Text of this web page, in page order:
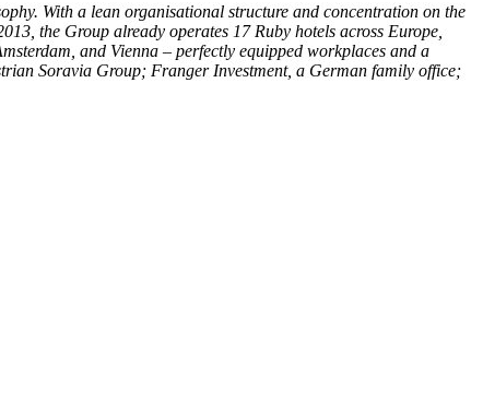
With a lean organisational structure and concentration on the
the Group already operates 17 Ruby hotels across Europe,
and Vienna – perfectly equipped workplaces and a
Soravia Group; Franger Investment, a German family office;